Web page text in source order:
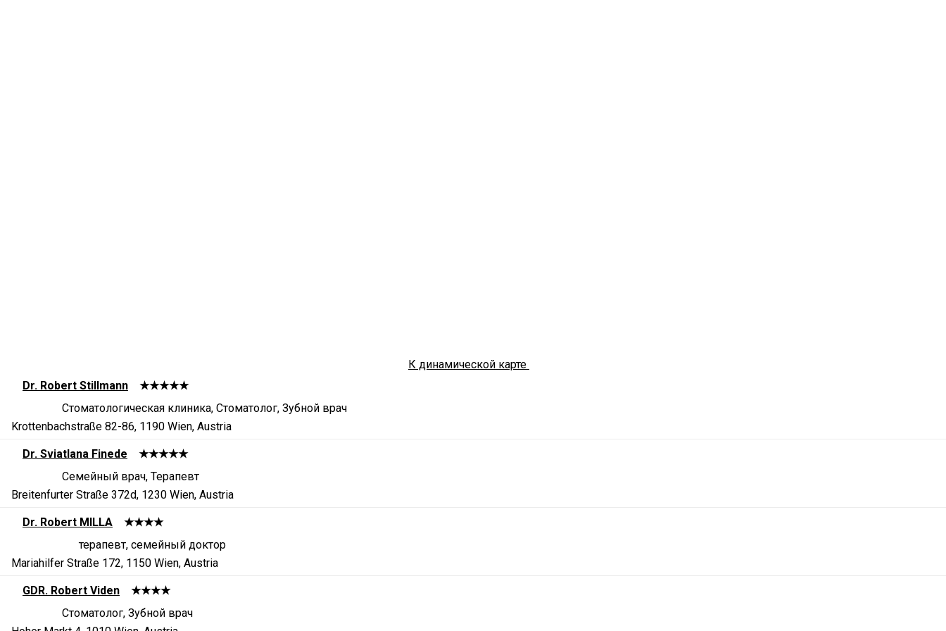
К динамической карте
Dr. Robert Stillmann
★★★★★
Стоматологическая клиника, Стоматолог, Зубной врач
Krottenbachstraße 82-86, 1190 Wien, Austria
Dr. Sviatlana Finede
★★★★★
Семейный врач, Терапевт
Breitenfurter Straße 372d, 1230 Wien, Austria
Dr. Robert MILLA
★★★★
терапевт, семейный доктор
Mariahilfer Straße 172, 1150 Wien, Austria
GDR. Robert Viden
★★★★
Стоматолог, Зубной врач